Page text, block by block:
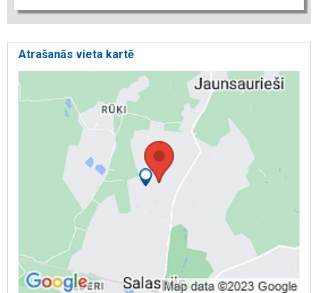
Atrašanās vieta kartē